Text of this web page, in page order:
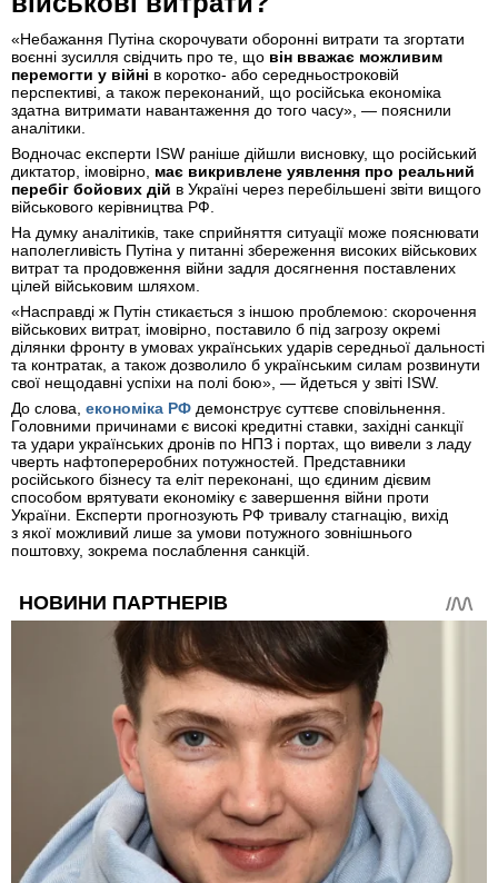
«Небажання Путіна скорочувати оборонні витрати та згортати
воєнні зусилля свідчить про те, що він вважає можливим
перемогти у війні в коротко- або середньостроковій
перспективі, а також переконаний, що російська економіка
здатна витримати навантаження до того часу», — пояснили
аналітики.
Водночас експерти ISW раніше дійшли висновку, що російський
диктатор, імовірно, має викривлене уявлення про реальний
перебіг бойових дій в Україні через перебільшені звіти вищого
військового керівництва РФ.
На думку аналітиків, таке сприйняття ситуації може пояснювати
наполегливість Путіна у питанні збереження високих військових
витрат та продовження війни задля досягнення поставлених
цілей військовим шляхом.
«Насправді ж Путін стикається з іншою проблемою: скорочення
військових витрат, імовірно, поставило б під загрозу окремі
ділянки фронту в умовах українських ударів середньої дальності
та контратак, а також дозволило б українським силам розвинути
свої нещодавні успіхи на полі бою», — йдеться у звіті ISW.
До слова, економіка РФ демонструє суттєве сповільнення.
Головними причинами є високі кредитні ставки, західні санкції
та удари українських дронів по НПЗ і портах, що вивели з ладу
чверть нафтопереробних потужностей. Представники
російського бізнесу та еліт переконані, що єдиним дієвим
способом врятувати економіку є завершення війни проти
України. Експерти прогнозують РФ тривалу стагнацію, вихід
з якої можливий лише за умови потужного зовнішнього
поштовху, зокрема послаблення санкцій.